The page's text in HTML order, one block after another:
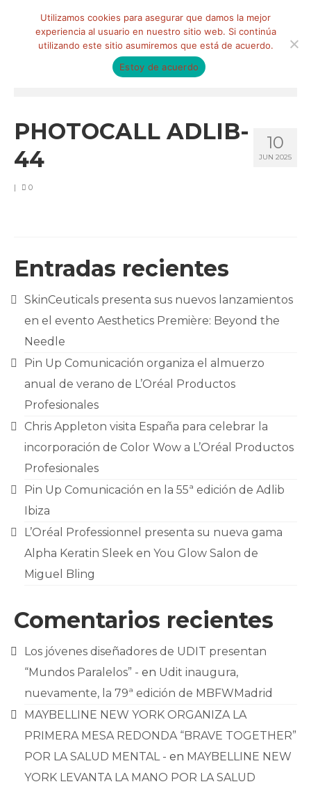
CLIENTES
CONTACTO
10
JUN 2025
PHOTOCALL ADLIB-
44
| 0
Entradas recientes
SkinCeuticals presenta sus nuevos lanzamientos
en el evento Aesthetics Première: Beyond the
Needle
Pin Up Comunicación organiza el almuerzo
anual de verano de L’Oréal Productos
Profesionales
Chris Appleton visita España para celebrar la
incorporación de Color Wow a L’Oréal Productos
Profesionales
Pin Up Comunicación en la 55ª edición de Adlib
Ibiza
L’Oréal Professionnel presenta su nueva gama
Alpha Keratin Sleek en You Glow Salon de
Miguel Bling
Comentarios recientes
Los jóvenes diseñadores de UDIT presentan
“Mundos Paralelos” - en Udit inaugura,
nuevamente, la 79ª edición de MBFWMadrid
MAYBELLINE NEW YORK ORGANIZA LA
PRIMERA MESA REDONDA “BRAVE TOGETHER”
POR LA SALUD MENTAL - en MAYBELLINE NEW
YORK LEVANTA LA MANO POR LA SALUD
Utilizamos cookies para asegurar que damos la mejor
experiencia al usuario en nuestro sitio web. Si continúa
utilizando este sitio asumiremos que está de acuerdo.
Estoy de acuerdo